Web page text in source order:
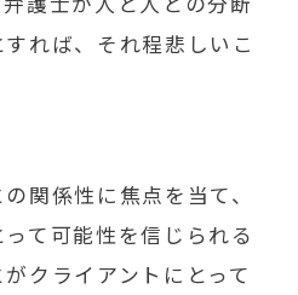
れば、それ程悲しいこ
関係性に焦点を当て、
て可能性を信じられる
クライアントにとって